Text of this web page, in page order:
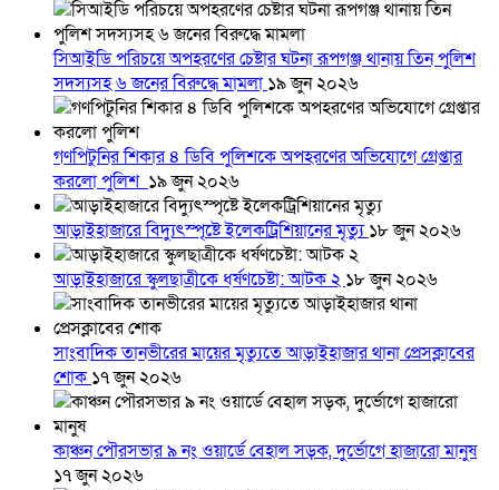
সিআইডি পরিচয়ে অপহরণের চেষ্টার ঘটনা রূপগঞ্জ থানায় তিন পুলিশ
সদস্যসহ ৬ জনের বিরুদ্ধে মামলা ১৯ জুন ২০২৬
গণপিটুনির শিকার ৪ ডিবি পুলিশকে অপহরণের অভিযোগে গ্রেপ্তার
করলো পুলিশ ১৯ জুন ২০২৬
আড়াইহাজারে বিদ্যুৎস্পৃষ্টে ইলেকট্রিশিয়ানের মৃত্যু১৮ জুন ২০২৬
আড়াইহাজারে স্কুলছাত্রীকে ধর্ষণচেষ্টা: আটক ২ ১৮ জুন ২০২৬
সাংবাদিক তানভীরের মায়ের মৃত্যুতে আড়াইহাজার থানা প্রেসক্লাবের
শোক ১৭ জুন ২০২৬
কাঞ্চন পৌরসভার ৯ নং ওয়ার্ডে বেহাল সড়ক, দুর্ভোগে হাজারো মানুষ
১৭ জুন ২০২৬